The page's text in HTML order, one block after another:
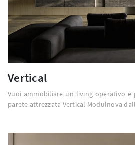
Vertical
Vuoi ammobiliare un living operativo e
parete attrezzata Vertical Modulnova